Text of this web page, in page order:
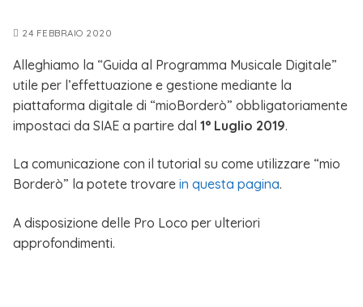
24 FEBBRAIO 2020
Alleghiamo la “Guida al Programma Musicale Digitale”
utile per l’effettuazione e gestione mediante la
piattaforma digitale di “mioBorderò” obbligatoriamente
impostaci da SIAE a partire dal 1° Luglio 2019.
La comunicazione con il tutorial su come utilizzare “mio
Borderò” la potete trovare in questa pagina.
A disposizione delle Pro Loco per ulteriori
approfondimenti.